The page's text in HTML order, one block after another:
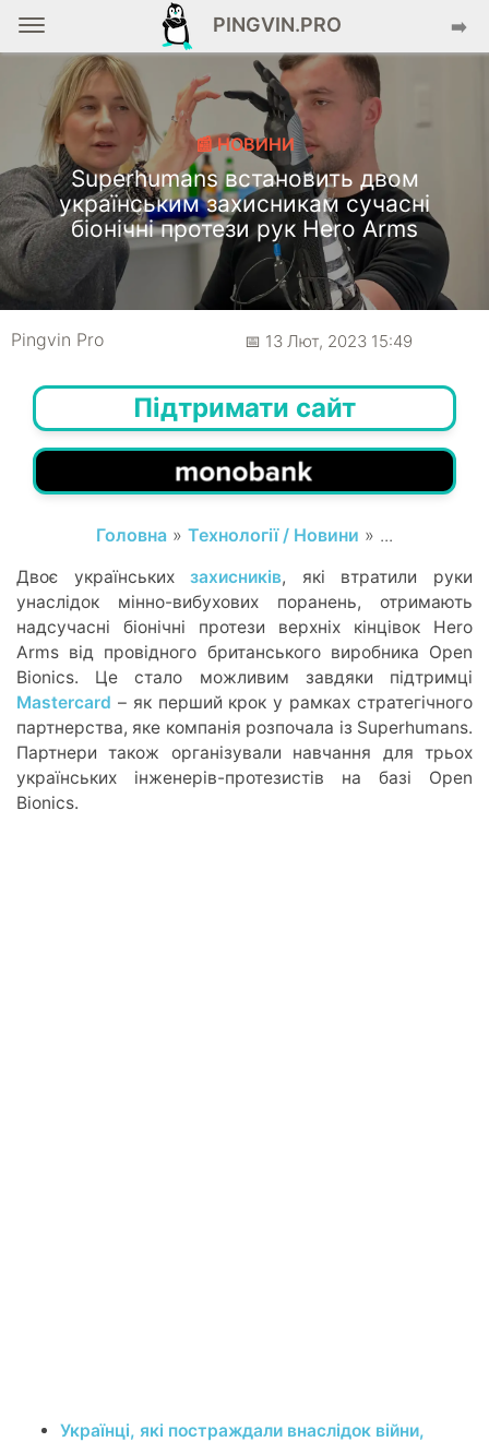
PINGVIN.PRO ➡️
📰 НОВИНИ
Superhumans встановить двом
українським захисникам сучасні
біонічні протези рук Hero Arms
Pingvin Pro 📅 13 Лют, 2023 15:49
Підтримати сайт
Головна » Технології / Новини » ...
Двоє українськихзахисників, які втратили руки
унаслідок мінно-вибухових поранень, отримають
надсучасні біонічні протези верхніх кінцівок Hero
Arms від провідного британського виробника Open
Bionics. Це стало можливим завдяки підтримці
Mastercard – як перший крок у рамках стратегічного
партнерства, яке компанія розпочала із Superhumans.
Партнери також організували навчання для трьох
українських інженерів-протезистів на базі Open
Bionics.
Українці, які постраждали внаслідок війни,